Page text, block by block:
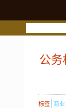
公务
标签 商业